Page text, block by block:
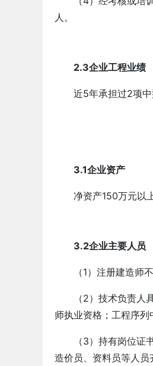
人。
2.3企业工程业绩
近5年承担过2项中
3.1企业资产
净资产150万元以上
3.2企业主要人员
（1）注册建造师
（2）技术负责
师执业资格；工程序列
（3）持有岗位证
造价员、资料员等人员